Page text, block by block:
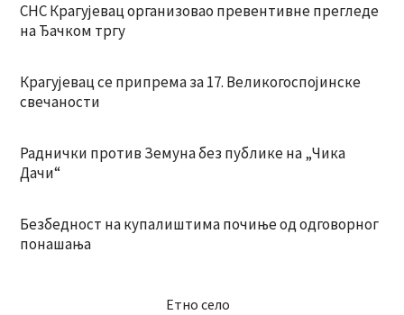
СНС Крагујевац организовао превентивне прегледе
на Ђачком тргу
Крагујевац се припрема за 17. Великогоспојинске
свечаности
Раднички против Земуна без публике на „Чика
Дачи“
Безбедност на купалиштима почиње од одговорног
понашања
Етно село